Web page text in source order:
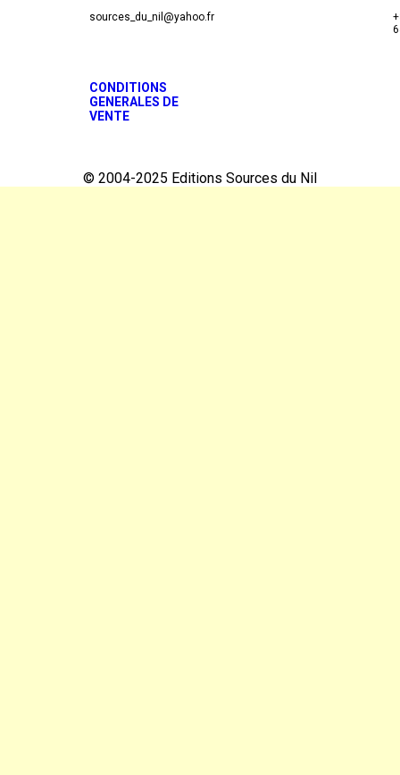
sources_du_nil@yahoo.fr
CONDITIONS
GENERALES DE
VENTE
© 2004-2025 Editions Sources du Nil